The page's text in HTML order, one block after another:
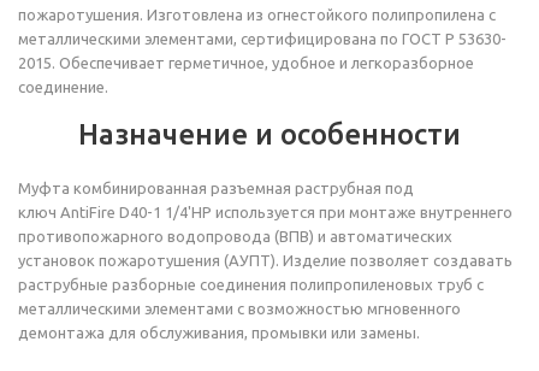
пожаротушения. Изготовлена из огнестойкого полипропилена с
металлическими элементами, сертифицирована по ГОСТ Р 53630-
2015. Обеспечивает герметичное, удобное и легкоразборное
соединение.
Назначение и особенности
Муфта комбинированная разъемная раструбная под
ключ AntiFire D40-1 1/4'НР используется при монтаже внутреннего
противопожарного водопровода (ВПВ) и автоматических
установок пожаротушения (АУПТ). Изделие позволяет создавать
раструбные разборные соединения полипропиленовых труб с
металлическими элементами с возможностью мгновенного
демонтажа для обслуживания, промывки или замены.